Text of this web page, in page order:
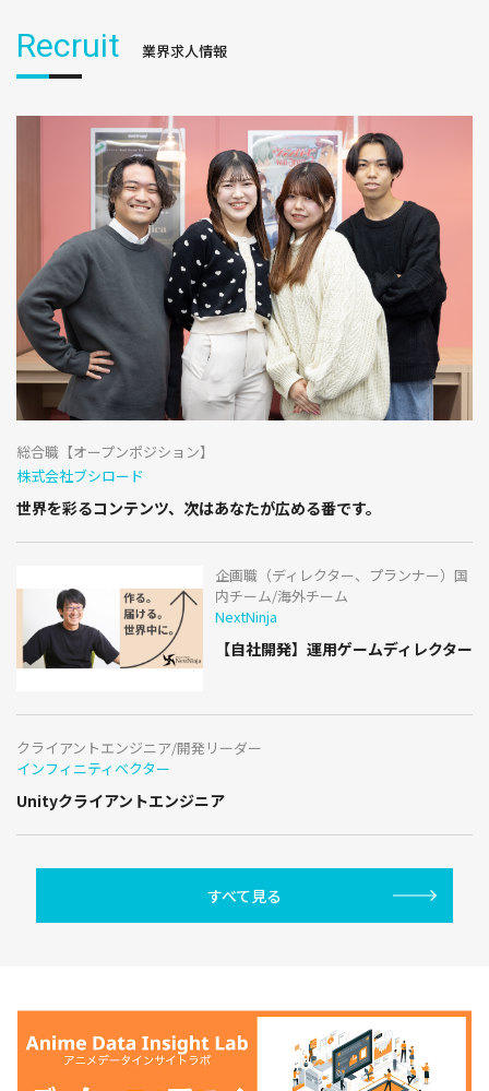
Recruit 業界求人情報
総合職【オープンポジション】
株式会社ブシロード
世界を彩るコンテンツ、次はあなたが広める番です。
企画職（ディレクター、プランナー）国
内チーム/海外チーム
NextNinja
【自社開発】運用ゲームディレクター
クライアントエンジニア/開発リーダー
インフィニティベクター
Unityクライアントエンジニア
すべて見る